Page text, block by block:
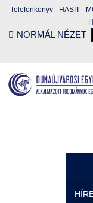
Telefonkönyv - HASIT -
NORMÁL NÉZET